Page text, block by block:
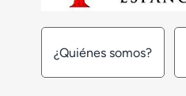
¿Quiénes somos?